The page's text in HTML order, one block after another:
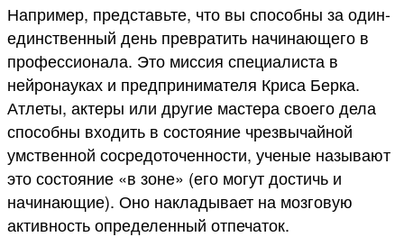
Например, представьте, что вы способны за один-
единственный день превратить начинающего в
профессионала. Это миссия специалиста в
нейронауках и предпринимателя Криса Берка.
Атлеты, актеры или другие мастера своего дела
способны входить в состояние чрезвычайной
умственной сосредоточенности, ученые называют
это состояние «в зоне» (его могут достичь и
начинающие). Оно накладывает на мозговую
активность определенный отпечаток.